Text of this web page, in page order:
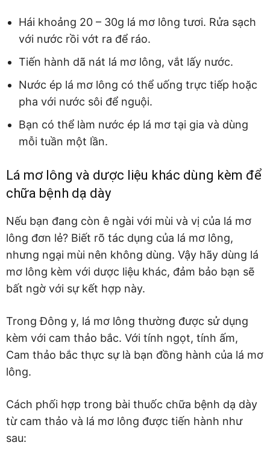
Hái khoảng 20 – 30g lá mơ lông tươi. Rửa sạch
với nước rồi vớt ra để ráo.
Tiến hành dã nát lá mơ lông, vắt lấy nước.
Nước ép lá mơ lông có thể uống trực tiếp hoặc
pha với nước sôi để nguội.
Bạn có thể làm nước ép lá mơ tại gia và dùng
mỗi tuần một lần.
Lá mơ lông và dược liệu khác dùng kèm để
chữa bệnh dạ dày
Nếu bạn đang còn ê ngài với mùi và vị của lá mơ
lông đơn lẻ? Biết rõ tác dụng của lá mơ lông,
nhưng ngại mùi nên không dùng. Vậy hãy dùng lá
mơ lông kèm với dược liệu khác, đảm bảo bạn sẽ
bất ngờ với sự kết hợp này.
Trong Đông y, lá mơ lông thường được sử dụng
kèm với cam thảo bắc. Với tính ngọt, tính ấm,
Cam thảo bắc thực sự là bạn đồng hành của lá mơ
lông.
Cách phối hợp trong bài thuốc chữa bệnh dạ dày
từ cam thảo và lá mơ lông được tiến hành như
sau: